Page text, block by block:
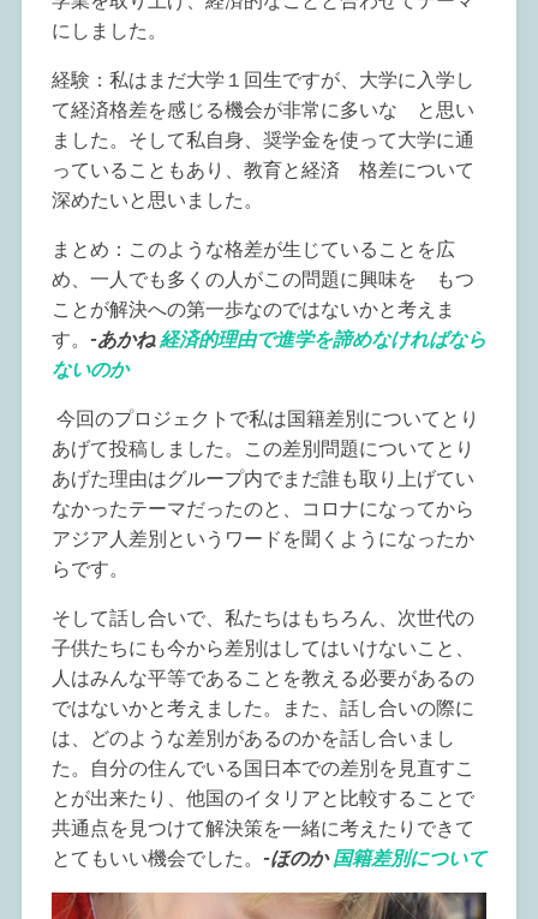
にしました。
経験：私はまだ大学１回生ですが、大学に入学し
て経済格差を感じる機会が非常に多いな と思い
ました。そして私自身、奨学金を使って大学に通
っていることもあり、教育と経済 格差について
深めたいと思いました。
まとめ：このような格差が生じていることを広
め、一人でも多くの人がこの問題に興味を もつ
ことが解決への第一歩なのではないかと考えま
す。 -あかね 経済的理由で進学を諦めなければなら
ないのか
今回のプロジェクトで私は国籍差別についてとり
あげて投稿しました。この差別問題についてとり
あげた理由はグループ内でまだ誰も取り上げてい
なかったテーマだったのと、コロナになってから
アジア人差別というワードを聞くようになったか
らです。
そして話し合いで、私たちはもちろん、次世代の
子供たちにも今から差別はしてはいけないこと、
人はみんな平等であることを教える必要があるの
ではないかと考えました。また、話し合いの際に
は、どのような差別があるのかを話し合いまし
た。自分の住んでいる国日本での差別を見直すこ
とが出来たり、他国のイタリアと比較することで
共通点を見つけて解決策を一緒に考えたりできて
とてもいい機会でした。 -ほのか 国籍差別について